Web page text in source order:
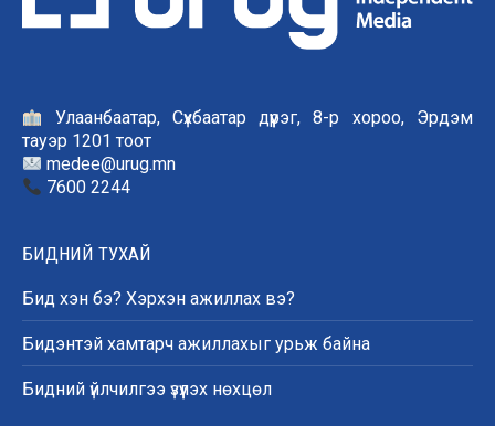
Улаанбаатар, Сүхбаатар дүүрэг, 8-р хороо, Эрдэм
тауэр 1201 тоот
medee@urug.mn
7600 2244
БИДНИЙ ТУХАЙ
Бид хэн бэ? Хэрхэн ажиллах вэ?
Бидэнтэй хамтарч ажиллахыг урьж байна
Бидний үйлчилгээ үзүүлэх нөхцөл